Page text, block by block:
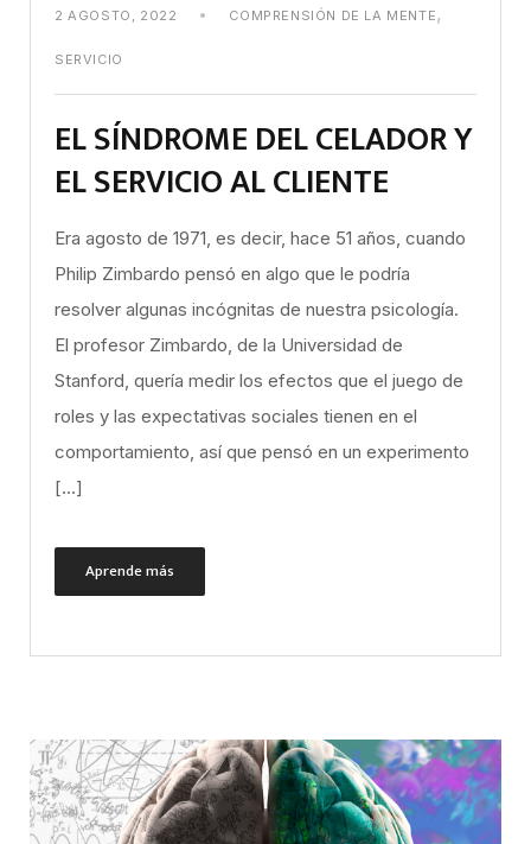
2 AGOSTO, 2022 COMPRENSIÓN DE LA MENTE,
SERVICIO
EL SÍNDROME DEL CELADOR Y
EL SERVICIO AL CLIENTE
Era agosto de 1971, es decir, hace 51 años, cuando
Philip Zimbardo pensó en algo que le podría
resolver algunas incógnitas de nuestra psicología.
El profesor Zimbardo, de la Universidad de
Stanford, quería medir los efectos que el juego de
roles y las expectativas sociales tienen en el
comportamiento, así que pensó en un experimento
[…]
Aprende más